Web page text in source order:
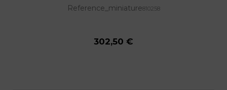
Reference_miniature810258
302,50 €